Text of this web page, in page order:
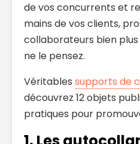
de vos concurrents et
mains de vos clients,
collaborateurs bien
ne le pensez.
Véritables supports de
découvrez 12 objets
pratiques pour